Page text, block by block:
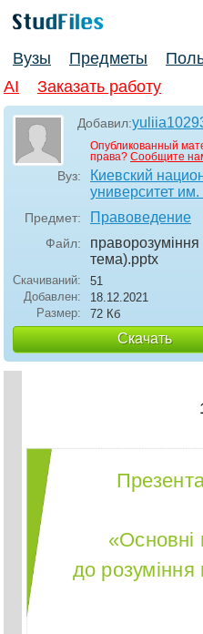
Вузы Предметы
AI
Заказать работу
Добавил:
Опубликованный
права? Сообщите
Вуз:
Киевский
университет
Предмет: Правоведение
Файл:
тема).pptx
Скачиваний:
51
Добавлен:
18.12.2021
Размер:
72 Кб
Скачать
«Основні
до розуміння